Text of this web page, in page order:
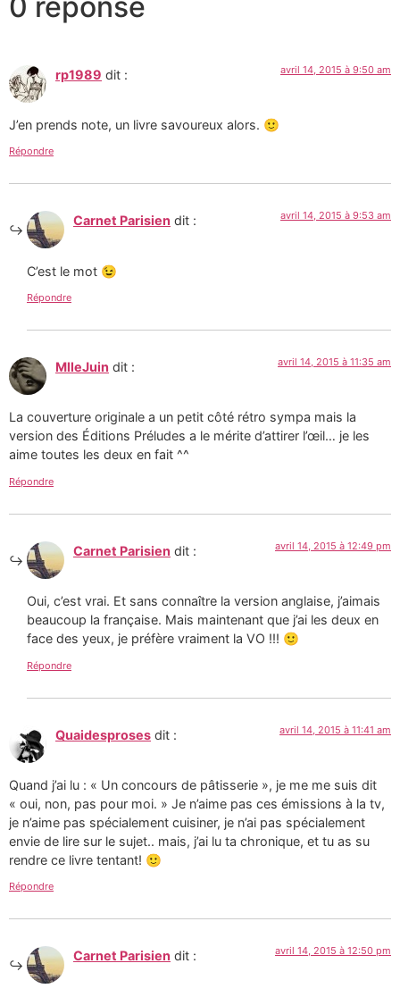
rp1989 dit : avril 14, 2015 à 9:50 am
J’en prends note, un livre savoureux alors. 🙂
Répondre
Carnet Parisien dit : avril 14, 2015 à 9:53 am
C’est le mot 😉
Répondre
MlleJuin dit : avril 14, 2015 à 11:35 am
La couverture originale a un petit côté rétro sympa mais la
version des Éditions Préludes a le mérite d’attirer l’œil… je les
aime toutes les deux en fait ^^
Répondre
Carnet Parisien dit : avril 14, 2015 à 12:49 pm
Oui, c’est vrai. Et sans connaître la version anglaise, j’aimais
beaucoup la française. Mais maintenant que j’ai les deux en
face des yeux, je préfère vraiment la VO !!! 🙂
Répondre
Quaidesproses dit : avril 14, 2015 à 11:41 am
Quand j’ai lu : « Un concours de pâtisserie », je me me suis dit
« oui, non, pas pour moi. » Je n’aime pas ces émissions à la tv,
je n’aime pas spécialement cuisiner, je n’ai pas spécialement
envie de lire sur le sujet.. mais, j’ai lu ta chronique, et tu as su
rendre ce livre tentant! 🙂
Répondre
Carnet Parisien dit : avril 14, 2015 à 12:50 pm